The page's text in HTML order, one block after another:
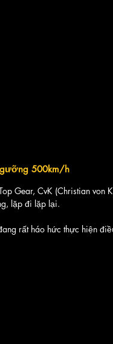
500km/h
Gear, CvK (Christian von
lặp đi lặp lại.
rất háo hức thực hiện